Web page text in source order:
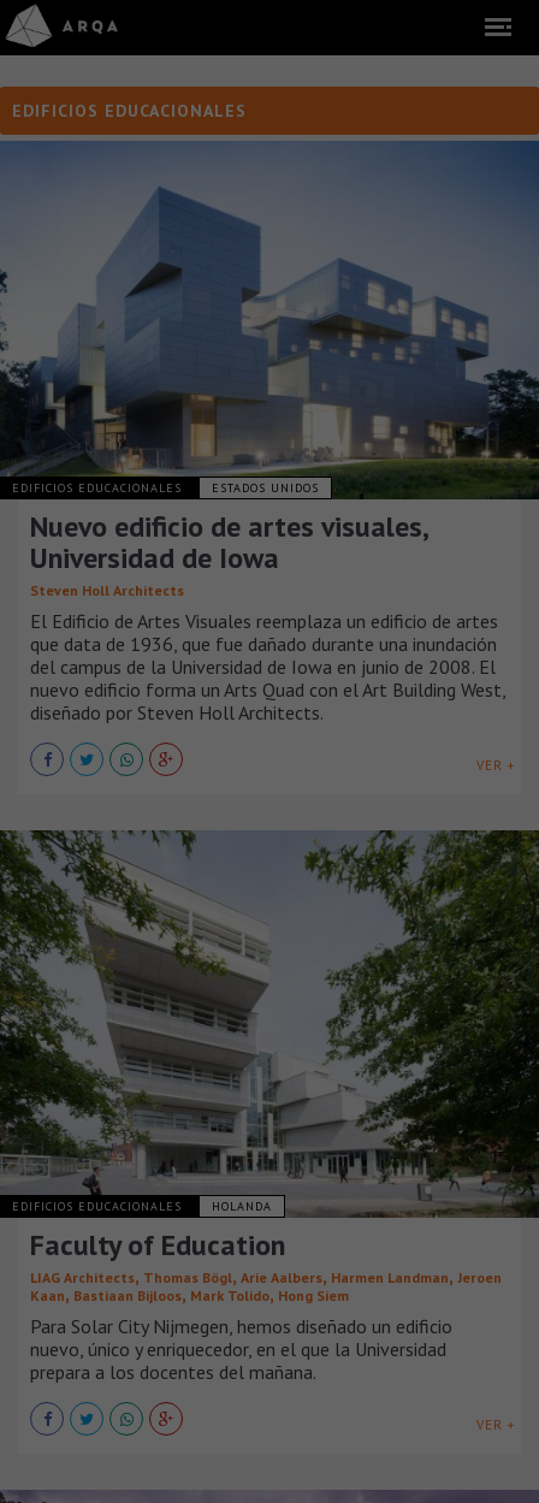
EDIFICIOS EDUCACIONALES
EDIFICIOS EDUCACIONALES ESTADOS UNIDOS
Nuevo edificio de artes visuales,
Universidad de Iowa
Steven Holl Architects
El Edificio de Artes Visuales reemplaza un edificio de artes
que data de 1936, que fue dañado durante una inundación
del campus de la Universidad de Iowa en junio de 2008. El
nuevo edificio forma un Arts Quad con el Art Building West,
diseñado por Steven Holl Architects.
VER +
EDIFICIOS EDUCACIONALES HOLANDA
Faculty of Education
LIAG Architects, Thomas Bögl, Arie Aalbers, Harmen Landman, Jeroen
Kaan, Bastiaan Bijloos, Mark Tolido, Hong Siem
Para Solar City Nijmegen, hemos diseñado un edificio
nuevo, único y enriquecedor, en el que la Universidad
prepara a los docentes del mañana.
VER +